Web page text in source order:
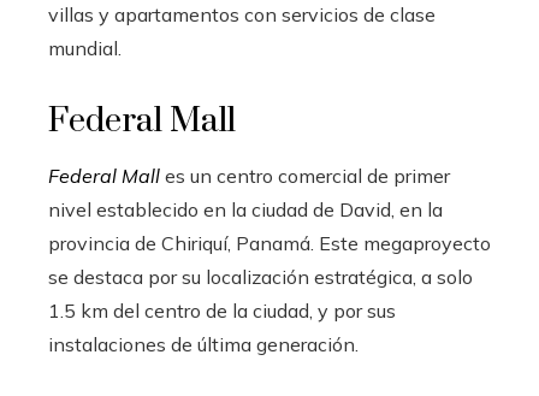
villas y apartamentos con servicios de clase
mundial.
Federal Mall
Federal Mall es un centro comercial de primer
nivel establecido en la ciudad de David, en la
provincia de Chiriquí, Panamá. Este megaproyecto
se destaca por su localización estratégica, a solo
1.5 km del centro de la ciudad, y por sus
instalaciones de última generación.